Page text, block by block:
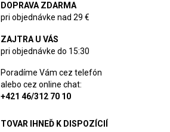
DOPRAVA ZDARMA
pri objednávke nad 29 €
ZAJTRA U VÁS
pri objednávke do 15:30
Poradíme Vám cez telefón
alebo cez online chat:
+421 46/312 70 10
TOVAR IHNEĎ K DISPOZÍCIÍ